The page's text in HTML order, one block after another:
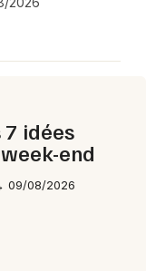
7 idées
end
09/08/2026